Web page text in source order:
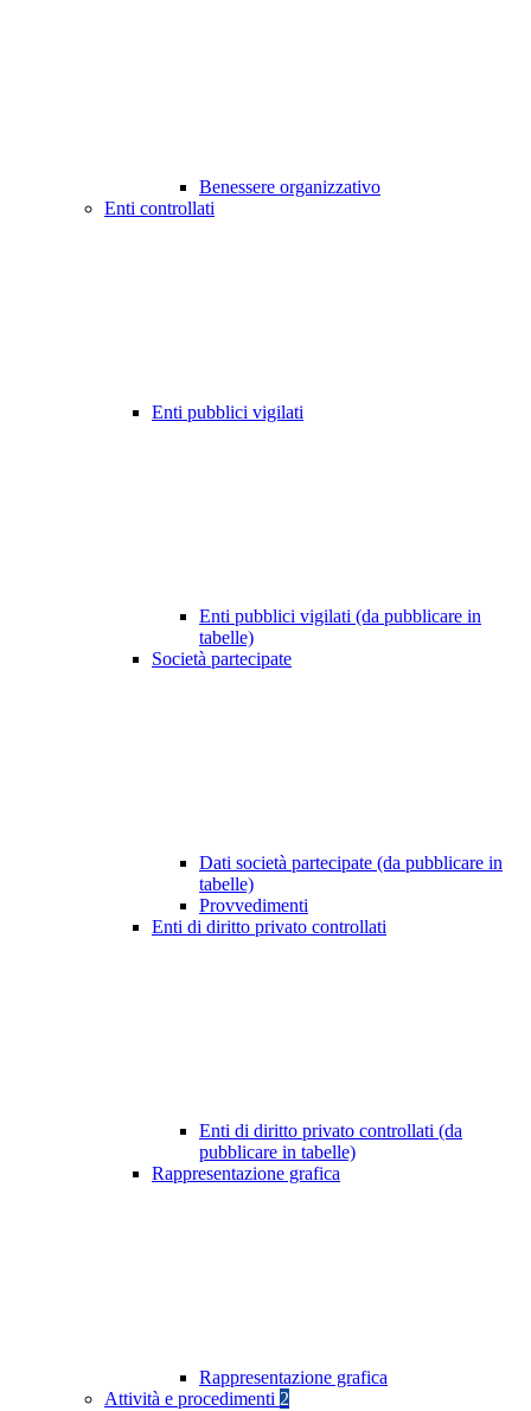
Benessere organizzativo
Enti controllati
Enti pubblici vigilati
Enti pubblici vigilati (da pubblicare in
tabelle)
Società partecipate
Dati società partecipate (da pubblicare in
tabelle)
Provvedimenti
Enti di diritto privato controllati
Enti di diritto privato controllati (da
pubblicare in tabelle)
Rappresentazione grafica
Rappresentazione grafica
Attività e procedimenti 2